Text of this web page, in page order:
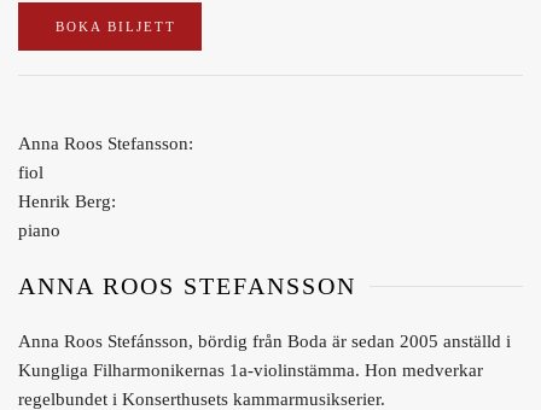
BOKA BILJETT
Anna Roos Stefansson:
fiol
Henrik Berg:
piano
ANNA ROOS STEFANSSON
Anna Roos Stefánsson, bördig från Boda är sedan 2005 anställd i
Kungliga Filharmonikernas 1a-violinstämma. Hon medverkar
regelbundet i Konserthusets kammarmusikserier.